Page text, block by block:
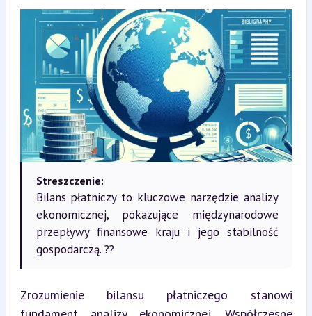
Streszczenie:
Bilans płatniczy to kluczowe narzędzie analizy
ekonomicznej, pokazujące międzynarodowe
przepływy finansowe kraju i jego stabilność
gospodarczą. ??
Zrozumienie bilansu płatniczego stanowi